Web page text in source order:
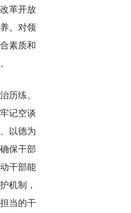
革开放
。对领
素质和
练、
记空谈
以德为
保干部
干部能
机制，
当的干